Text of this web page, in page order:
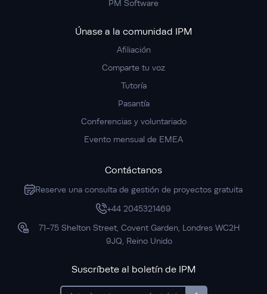
PM Software
Únase a la comunidad IPM
Afiliación
Comparte tu voz
Tutoría
Pasantía
Conferencias y voluntariado
Evento mensual de EMEA
Contáctanos
Reserve una consulta de gestión de proyectos gratuita
+44 2045321469
71-75 Shelton Street, Covent Garden, Londres WC2H
9JQ, Reino Unido
Suscríbete al boletín de IPM